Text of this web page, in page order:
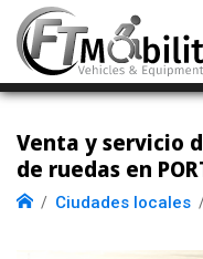
Venta y servicio
de ruedas en
Ciudades locales